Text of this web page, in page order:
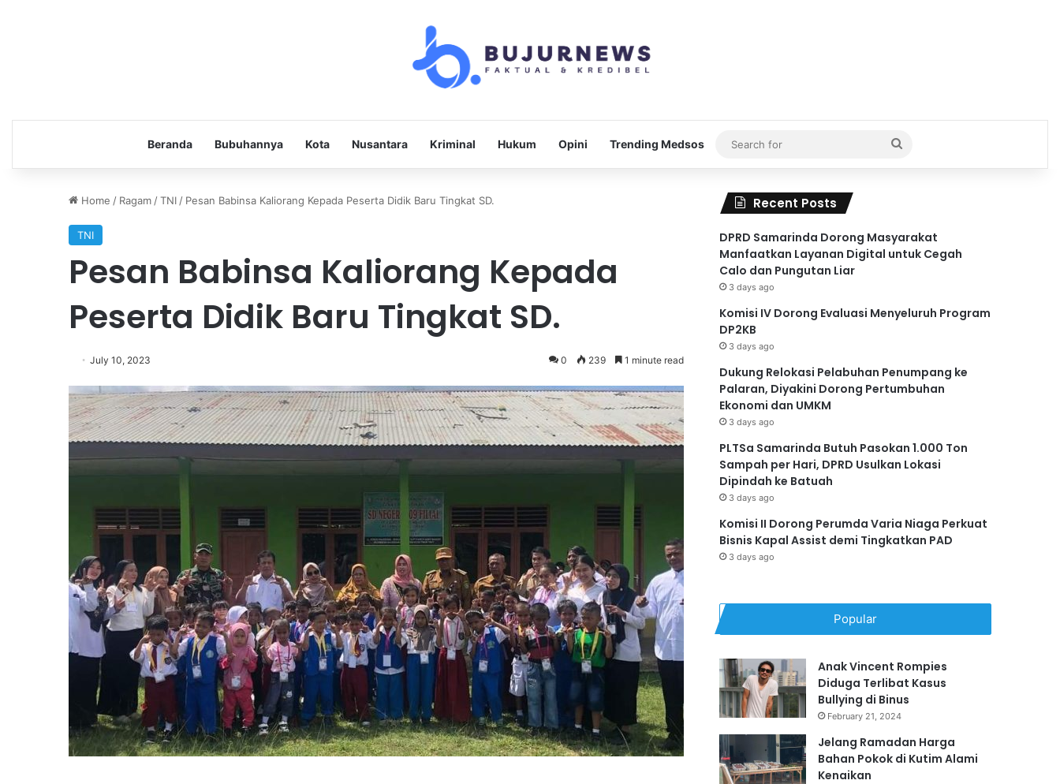
Beranda Bubuhannya Kota Nusantara Kriminal Hukum Opini Trending Medsos
Search
for
Home / Ragam /TNI / Pesan Babinsa Kaliorang Kepada Peserta Didik Baru Tingkat SD.
TNI
Pesan Babinsa Kaliorang Kepada
Peserta Didik Baru Tingkat SD.
July 10, 2023 0 239 1 minute read
Recent Posts
DPRD Samarinda Dorong Masyarakat
Manfaatkan Layanan Digital untuk Cegah
Calo dan Pungutan Liar
3 days ago
Komisi IV Dorong Evaluasi Menyeluruh Program
DP2KB
3 days ago
Dukung Relokasi Pelabuhan Penumpang ke
Palaran, Diyakini Dorong Pertumbuhan
Ekonomi dan UMKM
3 days ago
PLTSa Samarinda Butuh Pasokan 1.000 Ton
Sampah per Hari, DPRD Usulkan Lokasi
Dipindah ke Batuah
3 days ago
Komisi II Dorong Perumda Varia Niaga Perkuat
Bisnis Kapal Assist demi Tingkatkan PAD
3 days ago
Popular
Anak Vincent Rompies
Diduga Terlibat Kasus
Bullying di Binus
February 21, 2024
Jelang Ramadan Harga
Bahan Pokok di Kutim Alami
Kenaikan